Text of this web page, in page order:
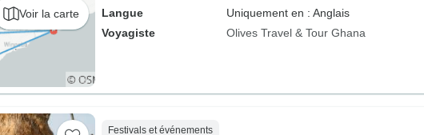
Voir la carte
Langue
Uniquement en : Anglais
Voyagiste
Olives Travel & Tour Ghana
Festivals et événements